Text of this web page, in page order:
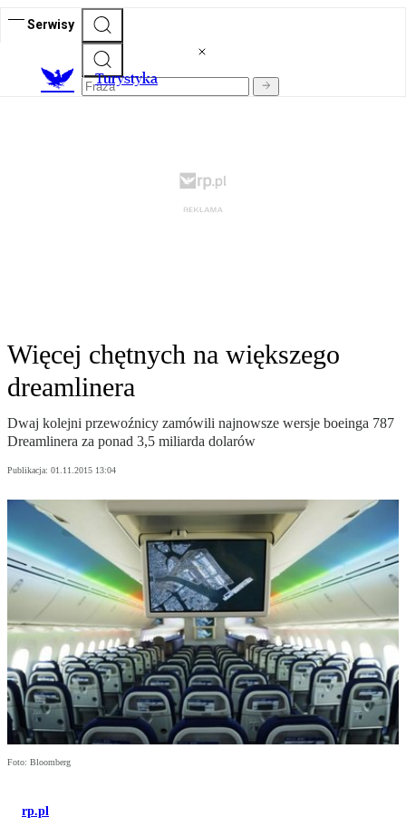
Serwisy
Turystyka
Więcej chętnych na większego
dreamlinera
Dwaj kolejni przewoźnicy zamówili najnowsze wersje boeinga 787
Dreamlinera za ponad 3,5 miliarda dolarów
Publikacja: 01.11.2015 13:04
Foto: Bloomberg
rp.pl